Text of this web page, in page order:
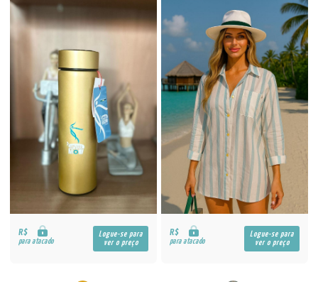
R$
para atacado
Logue-se para
ver o preço
R$
para atacado
Logue-se para
ver o preço